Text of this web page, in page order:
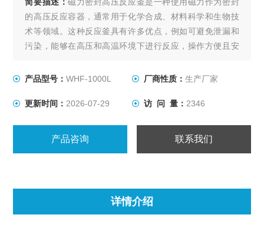
的高压反应容器，通常用于化学合成、材料科学和生物技
术等领域。这种反应釜具有许多优点，例如可避免泄漏和
污染，能够在高压和高温环境下进行反应，操作方便且安
属材料的制备以及药物制造等应用。
产品型号：WHF-1000L 厂商性质： 生产厂家
更新时间： 2026-07-29 访 问 量： 2346
产品咨询 联系我们
详情介绍